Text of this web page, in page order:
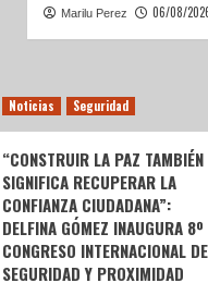
Marilu Perez 06/08/
Noticias Seguridad
“CONSTRUIR LA PAZ TAMBIÉN
SIGNIFICA RECUPERAR LA
CONFIANZA CIUDADANA”:
DELFINA GÓMEZ INAUGURA 8º
CONGRESO INTERNACIONAL DE
SEGURIDAD Y PROXIMIDAD